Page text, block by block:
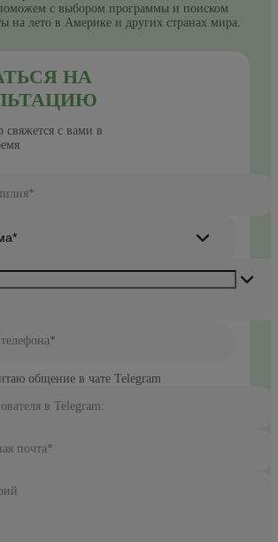
с выбором программы и поиском
на лето в Америке и других странах мира.
НА
с вами в
общение в чате Telegram
в Telegram:
почта*